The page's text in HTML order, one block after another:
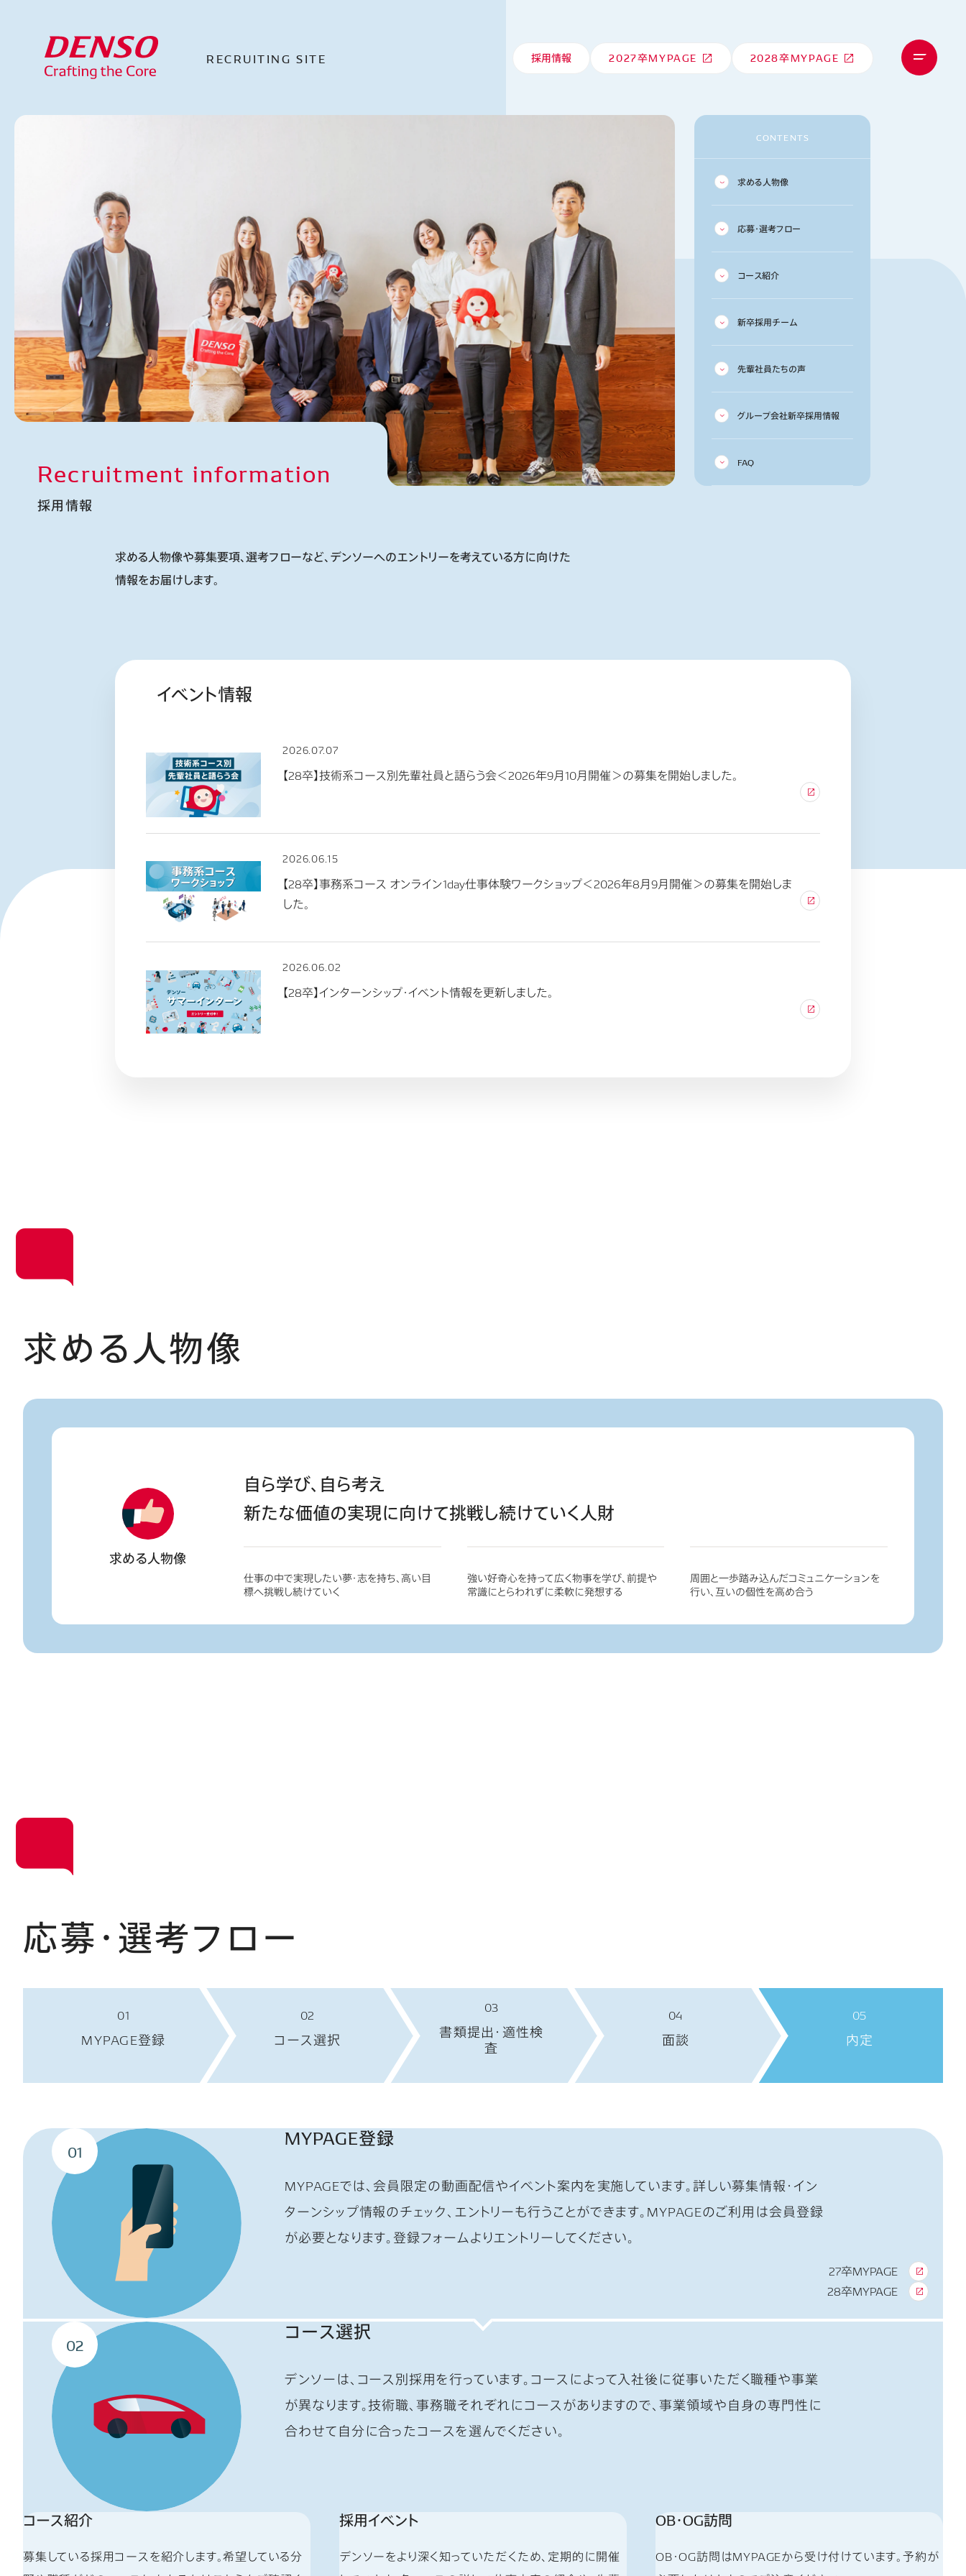
RECRUITINGSITE 採用情報 2027卒MYPAGE 2028卒MYPAGE
Recruitment information
採用情報
CONTENTS
求める人物像
応募・選考フロー
コース紹介
新卒採用チーム
先輩社員たちの声
グループ会社新卒採用情報
FAQ
求める人物像や募集要項、選考フローなど、デンソーへのエントリーを考えている方に向けた
情報をお届けします。
イベント情報
2026.07.07
【28卒】技術系コース別先輩社員と語らう会＜2026年9月10月開催＞の募集を開始しました。
2026.06.15
【28卒】事務系コース オンライン1day仕事体験ワークショップ＜2026年8月9月開催＞の募集を開始しま
した。
2026.06.02
【28卒】インターンシップ・イベント情報を更新しました。
求める人物像
求める人物像
自ら学び、自ら考え
新たな価値の実現に向けて挑戦し続けていく人財
仕事の中で実現したい夢・志を持ち、高い目
標へ挑戦し続けていく
強い好奇心を持って広く物事を学び、前提や
常識にとらわれずに柔軟に発想する
周囲と一歩踏み込んだコミュニケーションを
行い、互いの個性を高め合う
応募・選考フロー
01
MYPAGE登録
02
コース選択
03
書類提出・適性検
査
04
面談
05
内定
01
MYPAGE登録
MYPAGEでは、会員限定の動画配信やイベント案内を実施しています。詳しい募集情報・イン
ターンシップ情報のチェック、エントリーも行うことができます。MYPAGEのご利用は会員登録
が必要となります。登録フォームよりエントリーしてください。
27卒MYPAGE
28卒MYPAGE
02
コース選択
デンソーは、コース別採用を行っています。コースによって入社後に従事いただく職種や事業
が異なります。技術職、事務職それぞれにコースがありますので、事業領域や自身の専門性に
合わせて自分に合ったコースを選んでください。
コース紹介
募集している採用コースを紹介します。希望している分
採用イベント
デンソーをより深く知っていただくため、定期的に開催
OB・OG訪問
OB・OG訪問はMYPAGEから受け付けています。予約が